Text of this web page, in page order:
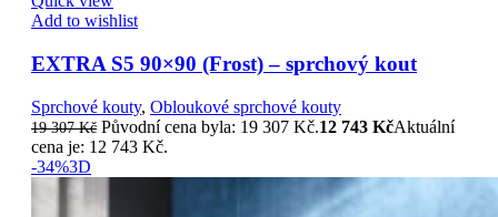
Add to wishlist
EXTRA S5 90×90 (Frost) – sprchový kout
Sprchové kouty, Obloukové sprchové kouty
19 307Kč Původní cena byla: 19 307 Kč.12 743 KčAktuální
cena je: 12 743 Kč.
-34%3D